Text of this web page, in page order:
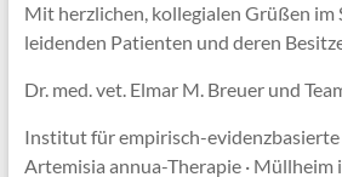
Mit herzlichen, kollegialen Grüßen im
leidenden Patienten und deren
Dr. med. vet. Elmar M. Breuer und
Institut für empirisch-
Artemisia annua-Therapie · Müllheim